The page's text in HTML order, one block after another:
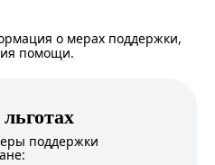
о мерах поддержки,
помощи.
поддержки